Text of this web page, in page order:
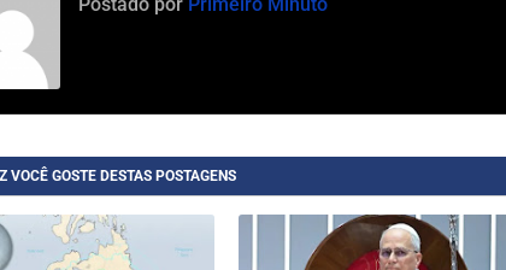
VOCÊ GOSTE DESTAS POSTAGENS